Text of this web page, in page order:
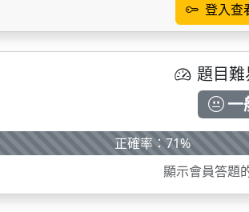
登入查
題目
一
正確率：71%
顯示會員答題